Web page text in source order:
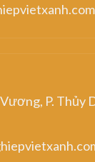
P. Thủy